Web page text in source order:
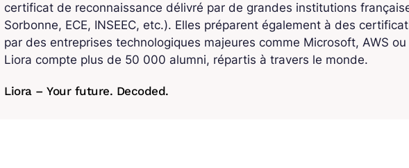
certificat de reconnaissance délivré par de grandes institutions
Sorbonne, ECE, INSEEC, etc.). Elles préparent également à des
par des entreprises technologiques majeures comme Microsoft, AWS
Liora compte plus de 50 000 alumni, répartis à travers le monde.
Liora – Your future. Decoded.